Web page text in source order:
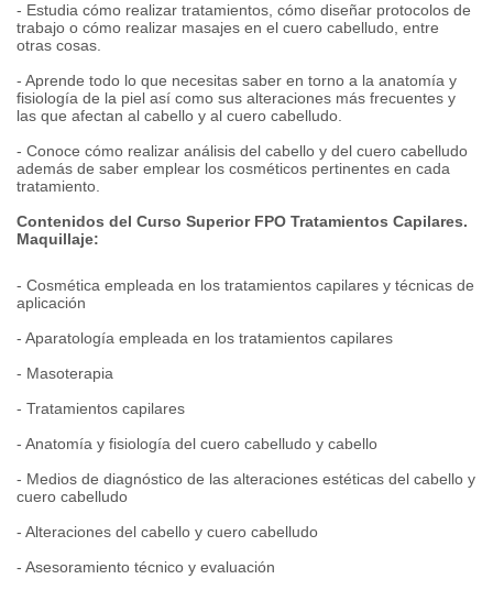
- Estudia cómo realizar tratamientos, cómo diseñar protocolos de
trabajo o cómo realizar masajes en el cuero cabelludo, entre
otras cosas.
- Aprende todo lo que necesitas saber en torno a la anatomía y
fisiología de la piel así como sus alteraciones más frecuentes y
las que afectan al cabello y al cuero cabelludo.
- Conoce cómo realizar análisis del cabello y del cuero cabelludo
además de saber emplear los cosméticos pertinentes en cada
tratamiento.
Contenidos del Curso Superior FPO Tratamientos Capilares.
Maquillaje:
- Cosmética empleada en los tratamientos capilares y técnicas de
aplicación
- Aparatología empleada en los tratamientos capilares
- Masoterapia
- Tratamientos capilares
- Anatomía y fisiología del cuero cabelludo y cabello
- Medios de diagnóstico de las alteraciones estéticas del cabello y
cuero cabelludo
- Alteraciones del cabello y cuero cabelludo
- Asesoramiento técnico y evaluación